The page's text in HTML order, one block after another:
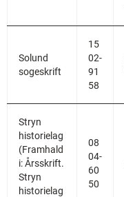
Solund
sogeskrift
15
02-
91
58
Stryn
historielag
(Framhald
i: Årsskrift.
Stryn
historielag
08
04-
60
50